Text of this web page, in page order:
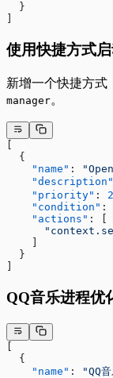
  }
使用快捷方式
新增一个快捷方式
manager。
  {
    "name"
:
    "description"
    "priority"
: 2
    "condition"
:
    "actions"
: [
  }
QQ音乐进程优
  {
    "name"
: "QQ